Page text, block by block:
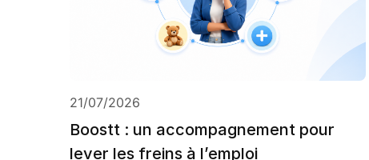
21/07/2026
Boostt : un accompagnement pour
lever les freins à l’emploi